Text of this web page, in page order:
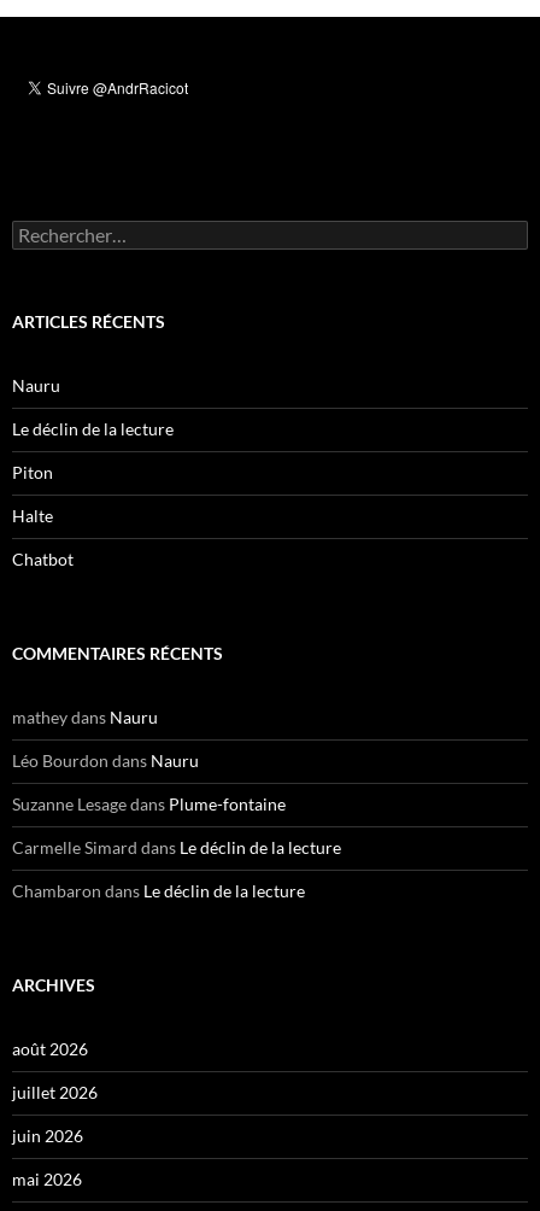
articles
Rechercher :
ARTICLES RÉCENTS
Nauru
Le déclin de la lecture
Piton
Halte
Chatbot
COMMENTAIRES RÉCENTS
matheydans Nauru
Léo Bourdon dans Nauru
Suzanne Lesagedans Plume-fontaine
Carmelle Simard dans Le déclin de la lecture
Chambaron dans Le déclin de la lecture
ARCHIVES
août 2026
juillet 2026
juin 2026
mai 2026